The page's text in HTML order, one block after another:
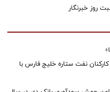
روز خبرنگار
کارکنان نفت ستاره خلیج فارس با